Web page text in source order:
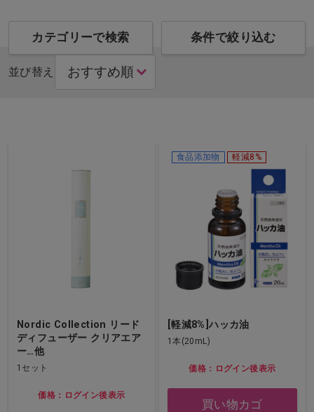
カテゴリーで検索 条件で絞り込む
並び替え
Nordic Collection リード
ディフューザー クリアエア
ー…他
1セット
価格：ログイン後表示
食品添加物 軽減8%
[軽減8%]ハッカ油
1本(20mL)
価格：ログイン後表示
買い物カゴ